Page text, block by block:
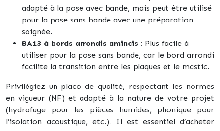
adapté à la pose avec bande, mais peut être utilisé
pour la pose sans bande avec une préparation
soignée.
BA13 à bords arrondis amincis : Plus facile à
utiliser pour la pose sans bande, car le bord arrondi
facilite la transition entre les plaques et le mastic.
Privilégiez un placo de qualité, respectant les normes
en vigueur (NF) et adapté à la nature de votre projet
(hydrofuge pour les pièces humides, phonique pour
l’isolation acoustique, etc.). Il est essentiel d’acheter